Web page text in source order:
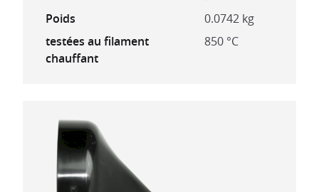
Poids
0.0742 kg
testées au filament
chauffant
850 °C